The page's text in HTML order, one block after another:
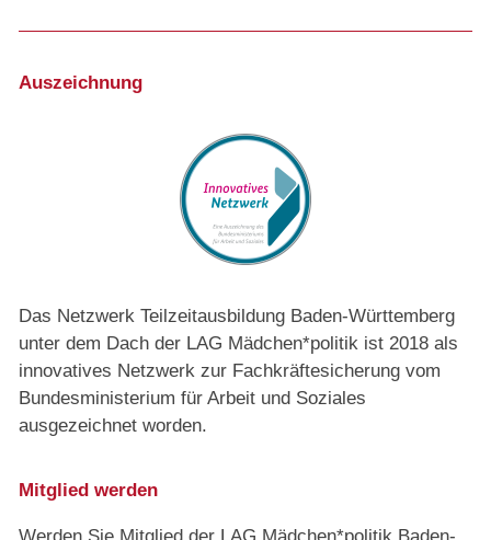
Auszeichnung
Das Netzwerk Teilzeitausbildung Baden-Württemberg
unter dem Dach der LAG Mädchen*politik ist 2018 als
innovatives Netzwerk zur Fachkräftesicherung vom
Bundesministerium für Arbeit und Soziales
ausgezeichnet worden.
Mitglied werden
Werden Sie Mitglied der LAG Mädchen*politik Baden-